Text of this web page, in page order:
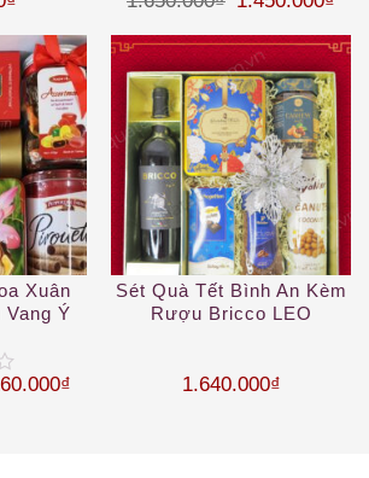
Xuân
Ý
gốc là: 1.405.000₫.
₫ Giá hiện tại là: 1.260.000₫.
Sét Quà Tết Bình An Kèm
Rượu Bricco LEO
1.640.000₫